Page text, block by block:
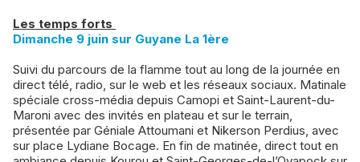
Les temps forts
Dimanche 9 juin sur Guyane La 1ère
Suivi du parcours de la flamme tout au long de la journée en
direct télé, radio, sur le web et les réseaux sociaux. Matinale
spéciale cross-média depuis Camopi et Saint-Laurent-du-
Maroni avec des invités en plateau et sur le terrain,
présentée par Géniale Attoumani et Nikerson Perdius, avec
sur place Lydiane Bocage. En fin de matinée, direct tout en